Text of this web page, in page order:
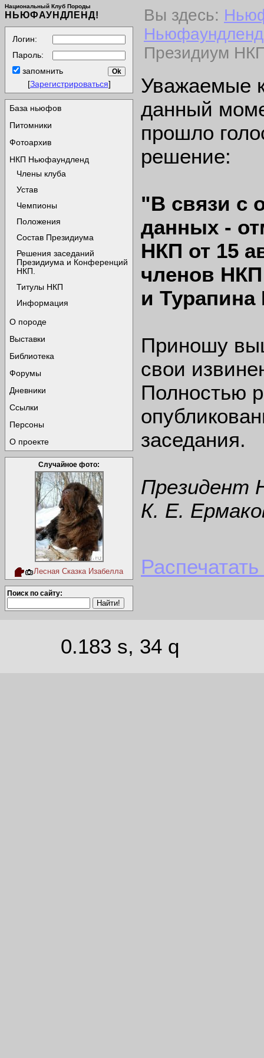
Национальный Клуб Породы
НЬЮФАУНДЛЕНД!
Логин:
Пароль:
запомнить
[Зарегистрироваться]
База ньюфов
Питомники
Фотоархив
НКП Ньюфаундленд
Члены клуба
Устав
Чемпионы
Положения
Состав Президиума
Решения заседаний
Президиума и Конференций
НКП.
Титулы НКП
Информация
О породе
Выставки
Библиотека
Форумы
Дневники
Ссылки
Персоны
О проекте
Случайное фото:
Лесная Сказка Изабелла
Поиск по сайту:
Вы здесь:
Ньюфаундленд
Президиум
Уважаемые
данный
прошло
решение:
"В связи с
данных -
НКП от 15
членов
и
Приношу
свои
Полностью
заседания.
Президент
К. Е.
0.183 s, 34 q